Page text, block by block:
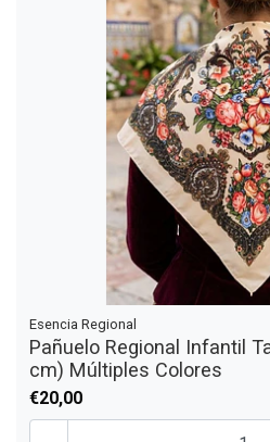
Esencia Regional
Pañuelo Regional Infantil
cm) Múltiples Colores
€20,00